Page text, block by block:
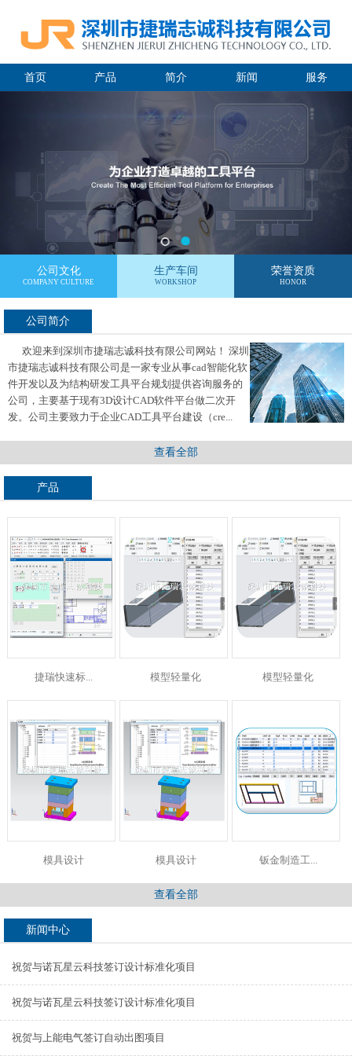
首页 产品 简介 新闻 服务
公司文化
COMPANY CULTURE
生产车间
WORKSHOP
荣誉资质
HONOR
公司简介
欢迎来到深圳市捷瑞志诚科技有限公司网站！ 深圳
市捷瑞志诚科技有限公司是一家专业从事cad智能化软
件开发以及为结构研发工具平台规划提供咨询服务的
公司，主要基于现有3D设计CAD软件平台做二次开
发。公司主要致力于企业CAD工具平台建设（cre...
查看全部
产品
捷瑞快速标... 模型轻量化 模型轻量化
模具设计 模具设计 钣金制造工...
查看全部
新闻中心
祝贺与诺瓦星云科技签订设计标准化项目
祝贺与诺瓦星云科技签订设计标准化项目
祝贺与上能电气签订自动出图项目